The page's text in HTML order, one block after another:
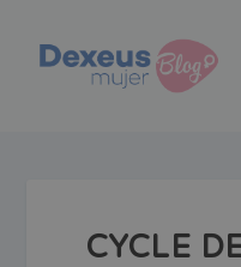
CYCLE